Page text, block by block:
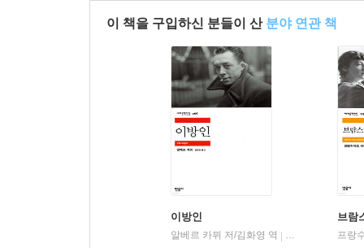
이 책을 구입하신 분들이 산 분야 연관 책
이방인
알베르 카뮈 저/김화영 역
민음사
브람